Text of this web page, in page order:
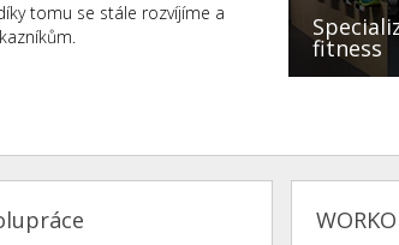
tomu se stále rozvíjíme a
fitness